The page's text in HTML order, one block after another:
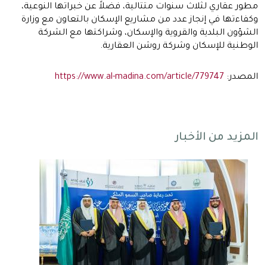
مطور عقاري لثلاث سنوات متتالية، فضلاً عن خبراتها النوعية،
وكفاءتها في إنجاز عدد من مشاريع الإسكان بالتعاون مع وزارة
الشؤون البلدية والقروية والإسكان، وشراكتها مع الشركة
الوطنية للإسكان وشركة روشن العقارية.
المصدر: https://www.al-madina.com/article/779747
المزيد من الأخبار